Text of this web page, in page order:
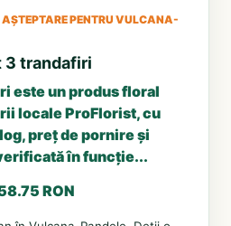
PENTRU VULCANA-
3 trandafiri
este un produs floral
locale ProFlorist, cu
preț de pornire și
în funcție...
RON